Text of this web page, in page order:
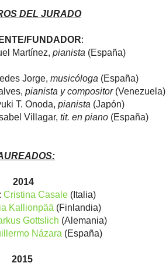
DEL JURADO
FUNDADOR:
Martínez, pianista (España)
Jorge, musicóloga (España)
pianista y compositor(Venezuela)
T. Onoda, pianista (Japón)
Villagar, tit. en piano (España)
2014
Cristina Casale(Italia)
Kallionpää (Finlandia)
Gottslich (Alemania)
Názara (España)
2015